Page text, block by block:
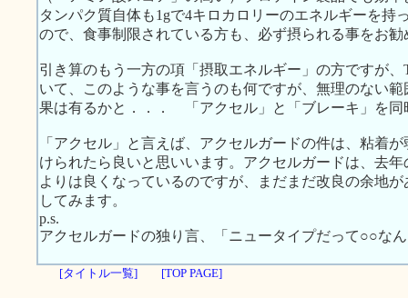
タンパク質自体も1gで4キロカロリーのエネルギーを持
ので、食事制限されている方も、必ず摂られる事をお勧
引き算のもう一方の項「摂取エネルギー」の方ですが
いて、このような事を言うのも何ですが、無理のない
果は有るかと．．． 「アクセル」と「ブレーキ」を同
「アクセル」と言えば、アクセルガードの件は、粘着
けられたら良いと思いいます。アクセルガードは、去
よりは良くなっているのですが、まだまだ改良の余地
してみます。
p.s.
アクセルガードの独り言、「ニュータイプだって○○な
[タイトル一覧] [TOP PAGE]